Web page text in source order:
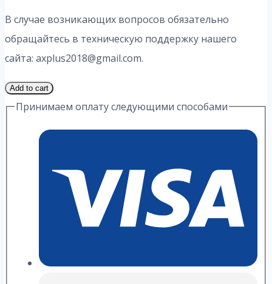
В случае возникающих вопросов обязательно
обращайтесь в техническую поддержку нашего
сайта: axplus2018@gmail.com.
1
Часть
Add to cart
Принимаем оплату следующими способами